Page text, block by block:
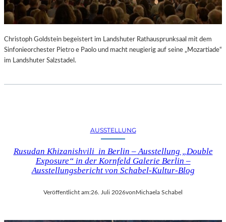
Christoph Goldstein begeistert im Landshuter Rathausprunksaal mit dem
Sinfonieorchester Pietro e Paolo und macht neugierig auf seine „Mozartiade“
im Landshuter Salzstadel.
AUSSTELLUNG
Rusudan Khizanishvili in Berlin – Ausstellung „Double
Exposure“ in der Kornfeld Galerie Berlin –
Ausstellungsbericht von Schabel-Kultur-Blog
Veröffentlicht am:26. Juli 2026von Michaela Schabel